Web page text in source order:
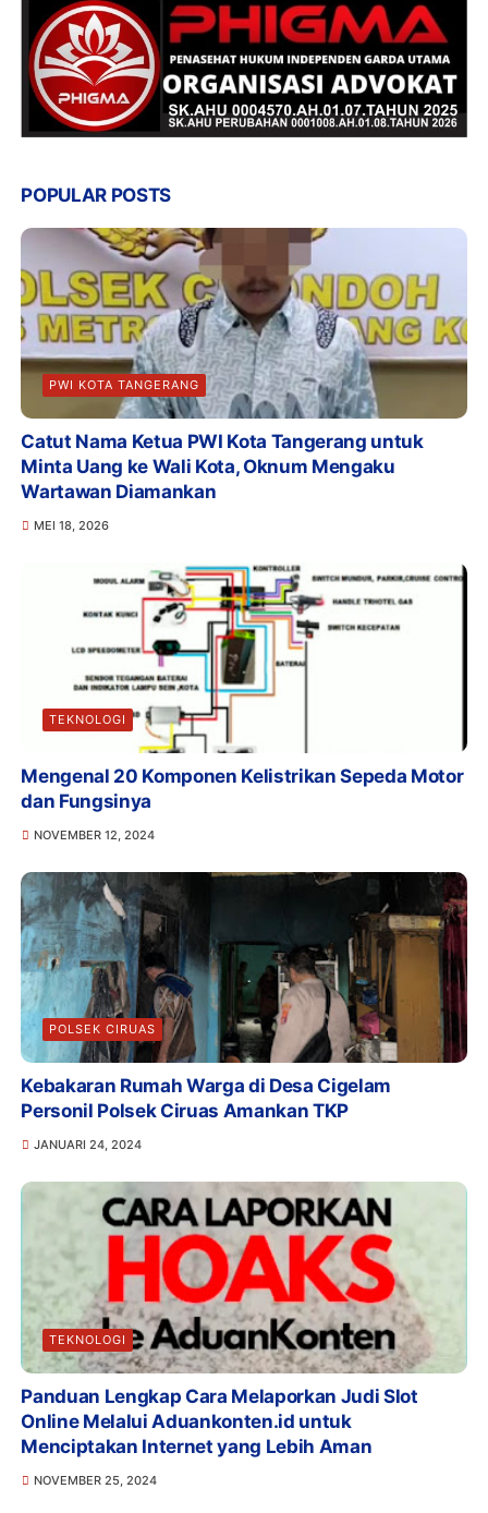
POPULAR POSTS
PWI KOTA TANGERANG
Catut Nama Ketua PWI Kota Tangerang untuk
Minta Uang ke Wali Kota, Oknum Mengaku
Wartawan Diamankan
MEI 18, 2026
TEKNOLOGI
Mengenal 20 Komponen Kelistrikan Sepeda Motor
dan Fungsinya
NOVEMBER 12, 2024
POLSEK CIRUAS
Kebakaran Rumah Warga di Desa Cigelam
Personil Polsek Ciruas Amankan TKP
JANUARI 24, 2024
TEKNOLOGI
Panduan Lengkap Cara Melaporkan Judi Slot
Online Melalui Aduankonten.id untuk
Menciptakan Internet yang Lebih Aman
NOVEMBER 25, 2024